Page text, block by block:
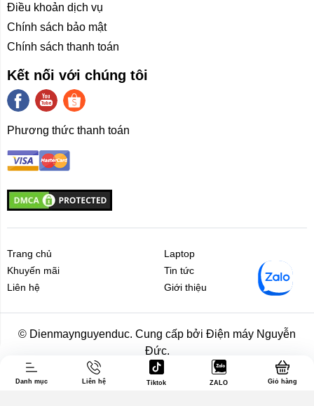
Điều khoản dịch vụ
Chính sách bảo mật
Chính sách thanh toán
Kết nối với chúng tôi
Phương thức thanh toán
Trang chủ
Laptop
Khuyến mãi
Tin tức
Liên hệ
Giới thiệu
© Dienmaynguyenduc. Cung cấp bởi Điện máy Nguyễn
Đức.
Danh mục Liên hệ Tiktok ZALO Giỏ hàng